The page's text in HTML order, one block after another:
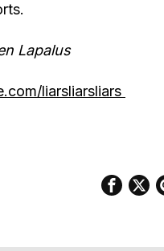
Lapalus
liarsliarsliars